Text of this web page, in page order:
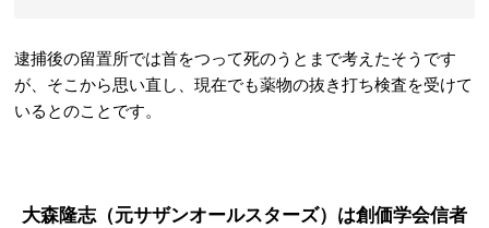
逮捕後の留置所では首をつって死のうとまで考えたそうです
が、そこから思い直し、現在でも薬物の抜き打ち検査を受けて
いるとのことです。
大森隆志（元サザンオールスターズ） は創価学会信者